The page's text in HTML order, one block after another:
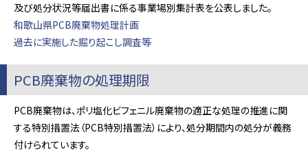
及び処分状況等届出書に係る事業場別集計表を公表しました。
和歌山県PCB廃棄物処理計画
過去に実施した掘り起こし調査等
PCB廃棄物の処理期限
PCB廃棄物は、ポリ塩化ビフェニル廃棄物の適正な処理の推進に関
する特別措置法（PCB特別措置法）により、処分期間内の処分が義務
付けられています。